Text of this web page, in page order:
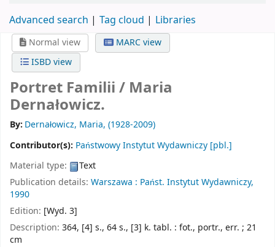
Advanced search Tag cloud Libraries
Normal view
MARC view
ISBD view
Portret Familii / Maria
Dernałowicz.
By: Dernałowicz, Maria, (1928-2009)
Contributor(s): Państwowy Instytut Wydawniczy [pbl.]
Material type:
Text
Publication details: Warszawa : Państ. Instytut Wydawniczy,
1990
Edition: [Wyd. 3]
Description: 364, [4] s., 64 s., [3] k. tabl. : fot., portr., err. ; 21
cm